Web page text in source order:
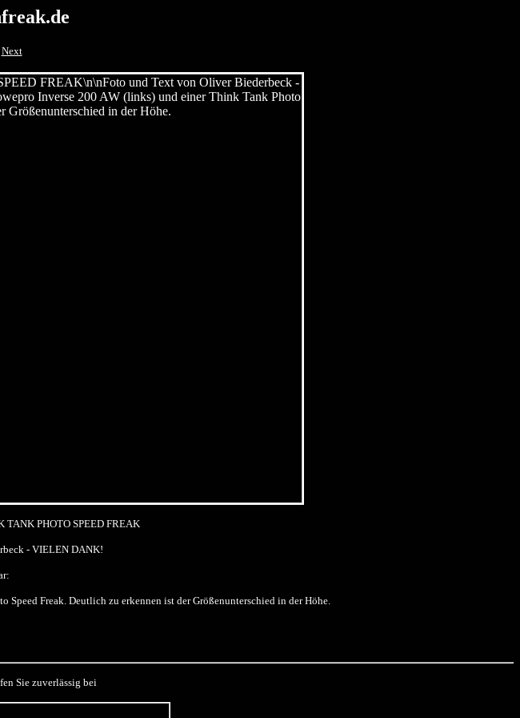
Next
TANK PHOTO SPEED FREAK
- VIELEN DANK!
Freak. Deutlich zu erkennen ist der Größenunterschied in der Höhe.
Sie zuverlässig bei